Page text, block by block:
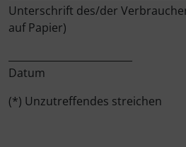
Unterschrift des/der
auf Papier)
Datum
(*) Unzutreffendes streichen